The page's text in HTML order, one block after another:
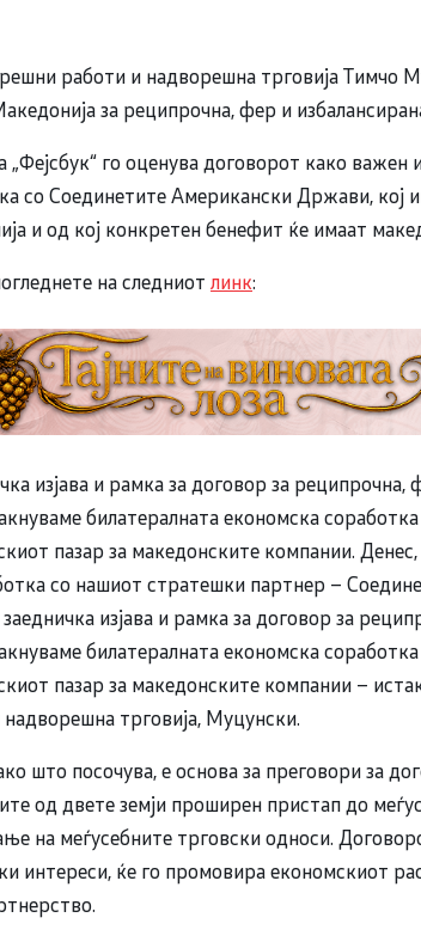
работи и надворешна трговија Тимчо
за реципрочна, фер и
„Фејсбук“ го оценува договорот како важен
со Соединетите Американски Држави, кој
и од кој конкретен бенефит ќе имаат
на следниот линк:
изјава и рамка за договор за реципрочна,
билатералната економска
пазар за македонските компании.
со нашиот стратешки партнер –
изјава и рамка за договор за
билатералната економска
пазар за македонските компании –
трговија, Муцунски.
што посочува, е основа за преговори за
од двете земји проширен пристап до
на меѓусебните трговски односи.
интереси, ќе го промовира економскиот